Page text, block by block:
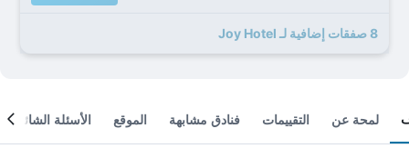
8 صفقات إضافية لـ Joy Hotel
لمحة عن التقييمات فنادق مشابهة الموقع الأسئلة الشائعة